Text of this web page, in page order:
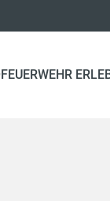
FEUERWEHR